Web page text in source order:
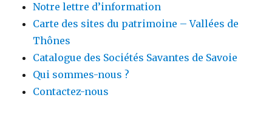
Notre lettre d’information
Carte des sites du patrimoine – Vallées de
Thônes
Catalogue des Sociétés Savantes de Savoie
Qui sommes-nous ?
Contactez-nous